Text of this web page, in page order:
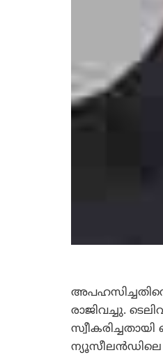
രാജിവച്ചു.
ന്യൂസീലന്‍ഡിലെ